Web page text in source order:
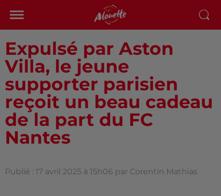
Expulsé par Aston
Villa, le jeune
supporter parisien
reçoit un beau cadeau
de la part du FC
Nantes
Publié : 17 avril 2025 à 15h06 par Corentin Mathias